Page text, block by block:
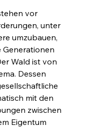
vor
unter
umzubauen,
Generationen
Wald ist von
Dessen
mit den
zwischen
Eigentum